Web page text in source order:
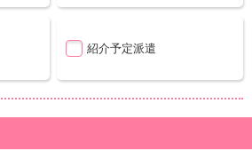
紹介予定派遣